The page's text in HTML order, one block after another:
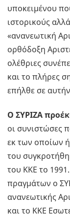
υποκειμένου
ιστορικούς
«ανανεωτική
ορθόδοξη
ολέθριες
και το πλήρες
επήλθε σε
Ο ΣΥΡΙΖΑ
οι συνιστώσες
εκ των οποίων
του
του ΚΚΕ το
πραγμάτων ο
ανανεωτικής
και το ΚΚΕ